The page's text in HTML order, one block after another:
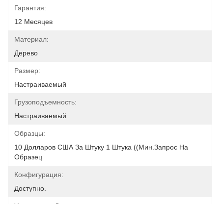
Гарантия:
12 Месяцев
Материал:
Дерево
Размер:
Настраиваемый
Грузоподъемность:
Настраиваемый
Образцы:
10 Долларов США За Штуку 1 Штука ((мин.Запрос На
Образец
Конфигурация:
Доступно.